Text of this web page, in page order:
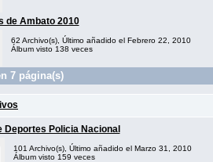
de Ambato 2010
62 Archivo(s), Último añadido el Febrero 22, 2010
Álbum visto 138 veces
7 página(s)
Deportes Policia Nacional
101 Archivo(s), Último añadido el Marzo 31, 2010
Álbum visto 159 veces